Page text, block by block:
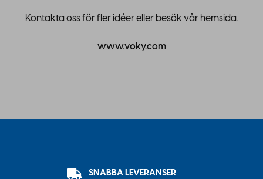
Kontakta ossför fler idéer eller besök vår hemsida.
www.voky.com
SNABBA LEVERANSER